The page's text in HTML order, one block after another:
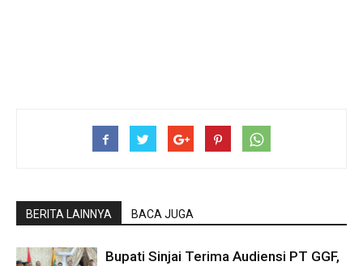
BERITA LAINNYA BACA JUGA
Bupati Sinjai Terima Audiensi PT GGF,